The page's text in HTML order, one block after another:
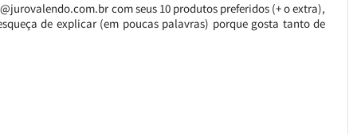
com seus 10 produtos preferidos (+ o extra),
de explicar (em poucas palavras) porque gosta tanto de